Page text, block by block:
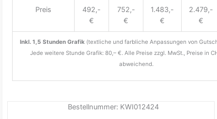
Preis
492,-
€
752,-
€
1.483,-
€
2.479,-
€
Inkl. 1,5 Stunden Grafik (textliche und farbliche Anpassungen von
Jede weitere Stunde Grafik: 80,– €. Alle Preise zzgl. MwSt., Preise in
abweichend.
Bestellnummer: KWI012424